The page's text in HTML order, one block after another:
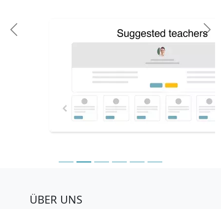
Previous
ÜBER UNS